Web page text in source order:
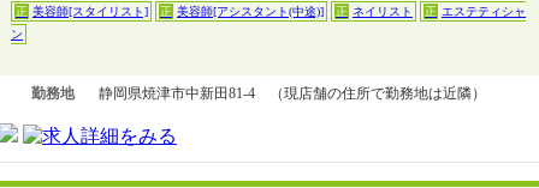
正 美容師[スタイリスト] 正 美容師[アシスタント(中途)] 正 ネイリスト 正 エステティシャ
ン
勤務地 静岡県焼津市中新田81-4 （現店舗の住所で勤務地は近隣）